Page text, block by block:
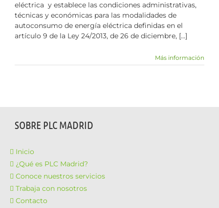
eléctrica y establece las condiciones administrativas,
técnicas y económicas para las modalidades de
autoconsumo de energía eléctrica definidas en el
artículo 9 de la Ley 24/2013, de 26 de diciembre, [...]
Más información
SOBRE PLC MADRID
Inicio
¿Qué es PLC Madrid?
Conoce nuestros servicios
Trabaja con nosotros
Contacto